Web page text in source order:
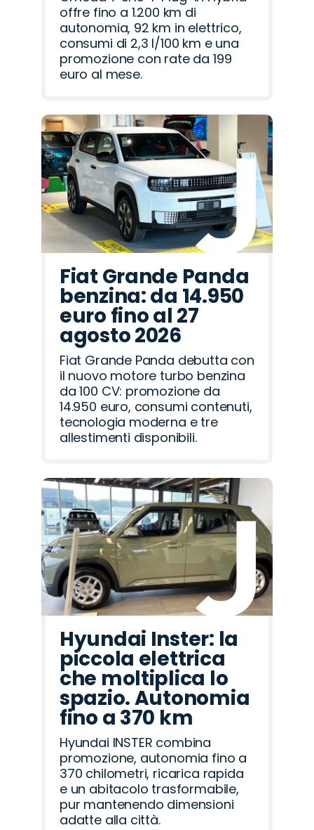
offre fino a 1.200 km di
autonomia, 92 km in elettrico,
consumi di 2,3 l/100 km e una
promozione con rate da 199
euro al mese.
Fiat Grande Panda
benzina: da 14.950
euro fino al 27
agosto 2026
Fiat Grande Panda debutta con
il nuovo motore turbo benzina
da 100 CV: promozione da
14.950 euro, consumi contenuti,
tecnologia moderna e tre
allestimenti disponibili.
Hyundai Inster: la
piccola elettrica
che moltiplica lo
spazio. Autonomia
fino a 370 km
Hyundai INSTER combina
promozione, autonomia fino a
370 chilometri, ricarica rapida
e un abitacolo trasformabile,
pur mantenendo dimensioni
adatte alla città.